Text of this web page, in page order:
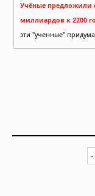
Учёные предложили
миллиардов к 2200
эти "ученные"